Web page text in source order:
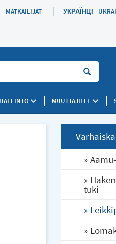
MATKAILIJAT УКРАЇНЦІ -
MUUTTAJILLE
tuki